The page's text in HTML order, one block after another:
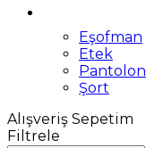
Eşofman
Etek
Pantolon
Şort
Alışveriş Sepetim
Filtrele